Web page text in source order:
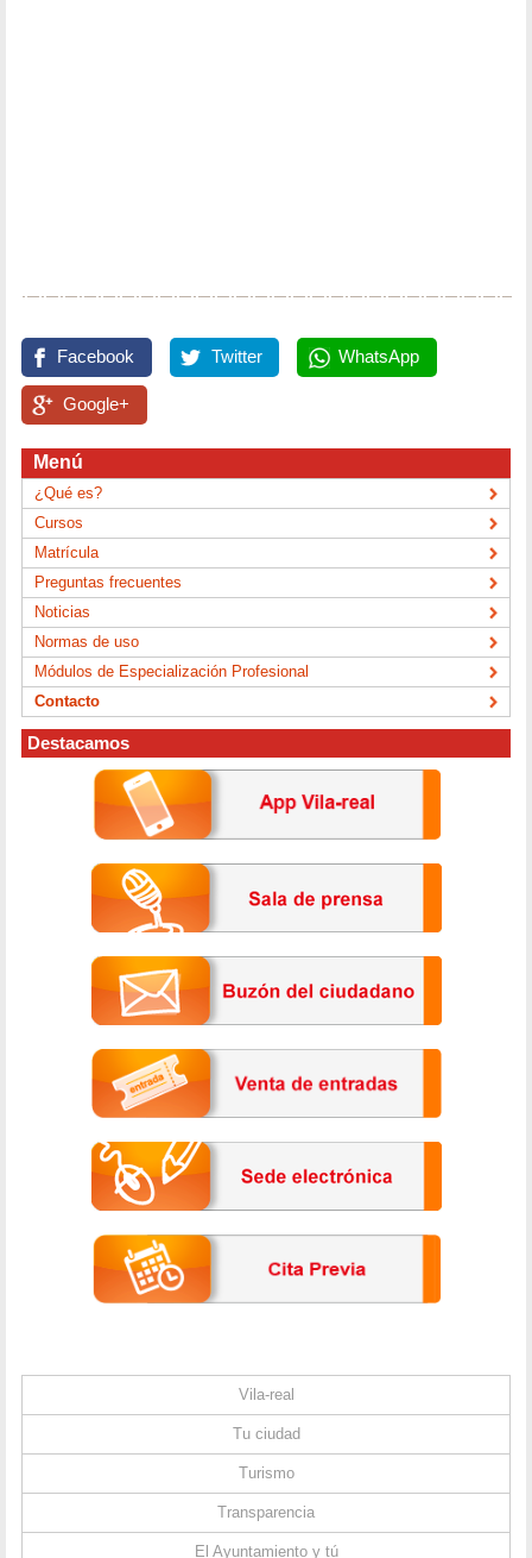
Facebook Twitter WhatsApp
Google+
Menú
¿Qué es?
Cursos
Matrícula
Preguntas frecuentes
Noticias
Normas de uso
Módulos de Especialización Profesional
Contacto
Destacamos
Vila-real
Tu ciudad
Turismo
Transparencia
El Ayuntamiento y tú